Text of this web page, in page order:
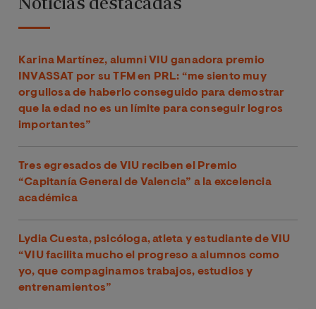
Karina Martínez, alumni VIU ganadora premio
INVASSAT por su TFM en PRL: “me siento muy
orgullosa de haberlo conseguido para demostrar
que la edad no es un límite para conseguir logros
importantes”
Tres egresados de VIU reciben el Premio
“Capitanía General de Valencia” a la excelencia
académica
Lydia Cuesta, psicóloga, atleta y estudiante de VIU
“VIU facilita mucho el progreso a alumnos como
yo, que compaginamos trabajos, estudios y
entrenamientos”